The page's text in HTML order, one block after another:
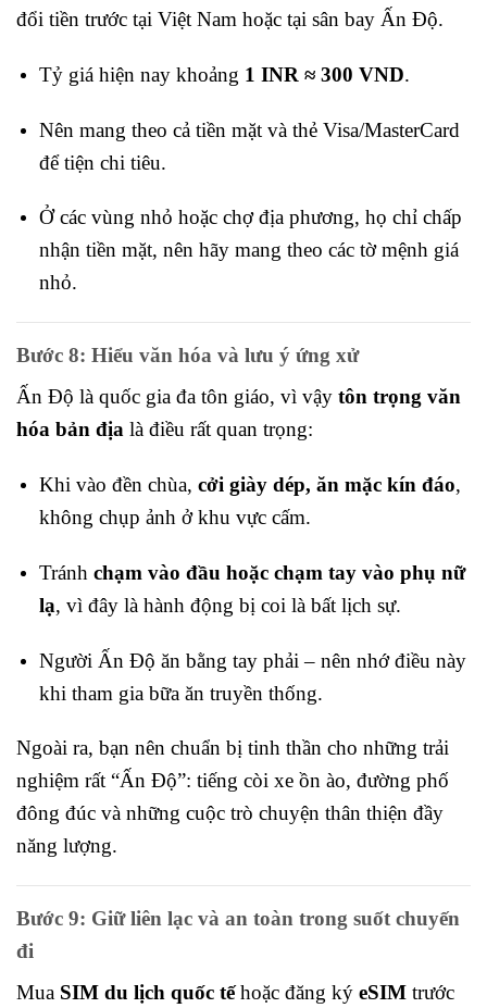
đổi tiền trước tại Việt Nam hoặc tại sân bay Ấn Độ.
Tỷ giá hiện nay khoảng 1 INR ≈ 300 VND.
Nên mang theo cả tiền mặt và thẻ Visa/MasterCard
để tiện chi tiêu.
Ở các vùng nhỏ hoặc chợ địa phương, họ chỉ chấp
nhận tiền mặt, nên hãy mang theo các tờ mệnh giá
nhỏ.
Bước 8: Hiểu văn hóa và lưu ý ứng xử
Ấn Độ là quốc gia đa tôn giáo, vì vậy tôn trọng văn
hóa bản địa là điều rất quan trọng:
Khi vào đền chùa, cởi giày dép, ăn mặc kín đáo,
không chụp ảnh ở khu vực cấm.
Tránh chạm vào đầu hoặc chạm tay vào phụ nữ
lạ, vì đây là hành động bị coi là bất lịch sự.
Người Ấn Độ ăn bằng tay phải – nên nhớ điều này
khi tham gia bữa ăn truyền thống.
Ngoài ra, bạn nên chuẩn bị tinh thần cho những trải
nghiệm rất “Ấn Độ”: tiếng còi xe ồn ào, đường phố
đông đúc và những cuộc trò chuyện thân thiện đầy
năng lượng.
Bước 9: Giữ liên lạc và an toàn trong suốt chuyến
đi
Mua SIM du lịch quốc tếhoặc đăng ký eSIM trước